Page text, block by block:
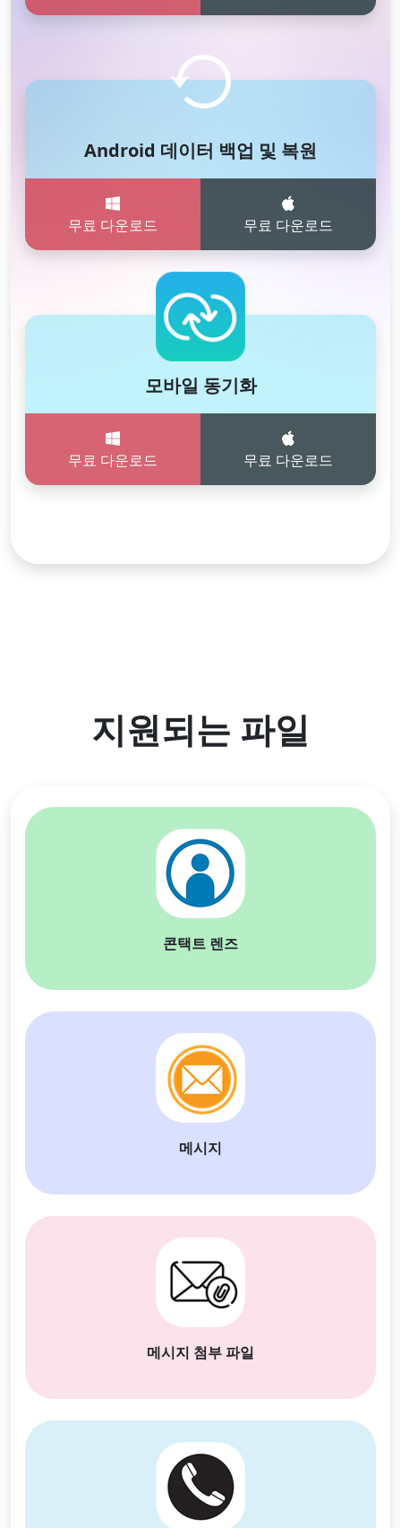
Android 데이터 백업 및 복원
무료 다운로드 무료 다운로드
모바일 동기화
무료 다운로드 무료 다운로드
지원되는 파일
콘택트 렌즈
메시지
메시지 첨부 파일